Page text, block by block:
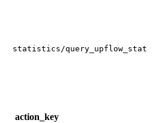
statistics/query_upflow_stat
action_key